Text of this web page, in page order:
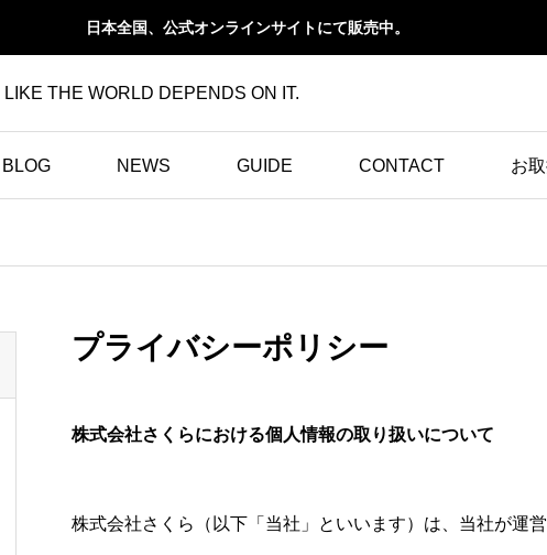
日本全国、公式オンラインサイトにて販売中。
LIKE THE WORLD DEPENDS ON IT.
BLOG NEWS GUIDE CONTACT お
を34%削減。 CleanTec
S」
プライバシーポリシー
株式会社さくらにおける個人情報の取り扱いについて
株式会社さくら （以下「当社」といいます）は、当社が運